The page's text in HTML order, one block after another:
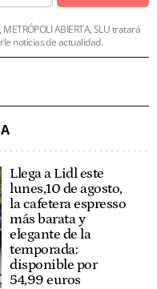
ABIERTA, SLU tratará
noticias de actualidad.
Llega a Lidl este
lunes,10 de agosto,
la cafetera espresso
más barata y
elegante de la
temporada:
disponible por
54,99 euros